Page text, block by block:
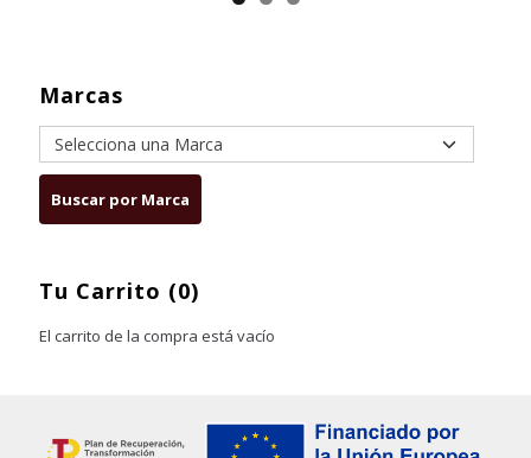
Marcas
Tu Carrito (0)
El carrito de la compra está vacío